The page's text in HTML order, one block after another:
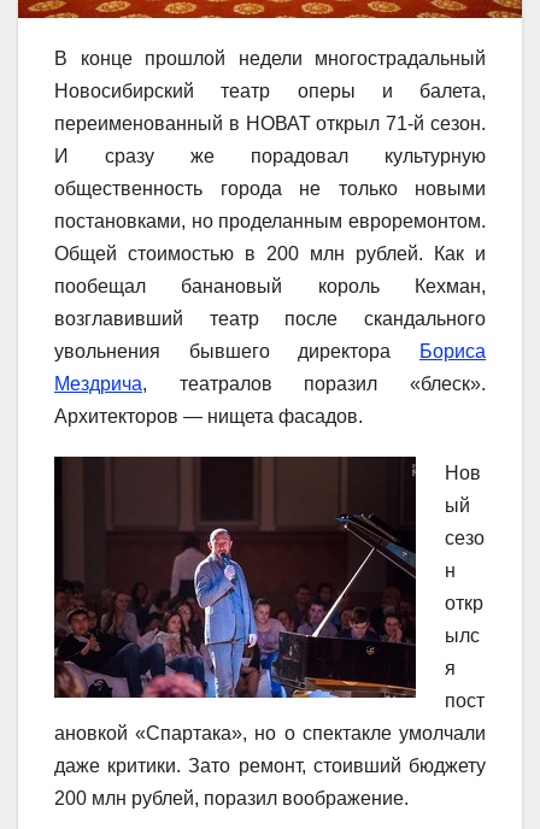
В конце прошлой недели многострадальный
Новосибирский театр оперы и балета,
переименованный в НОВАТ открыл 71-й сезон.
И сразу же порадовал культурную
общественность города не только новыми
постановками, но проделанным евроремонтом.
Общей стоимостью в 200 млн рублей. Как и
пообещал банановый король Кехман,
возглавивший театр после скандального
увольнения бывшего директора
Бориса
Мездрича, театралов поразил «блеск».
Архитекторов — нищета фасадов.
Нов
ый
сезо
н
откр
ылс
я
пост
ановкой «Спартака», но о спектакле умолчали
даже критики. Зато ремонт, стоивший бюджету
200 млн рублей, поразил воображение.